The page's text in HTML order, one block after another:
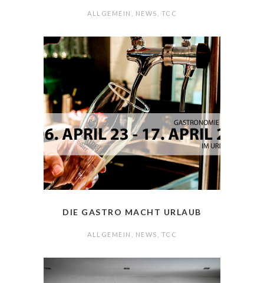
ALLGEMEIN NEWS TCC
DIE GASTRO MACHT URLAUB
ALLGEMEIN NEWS TCC